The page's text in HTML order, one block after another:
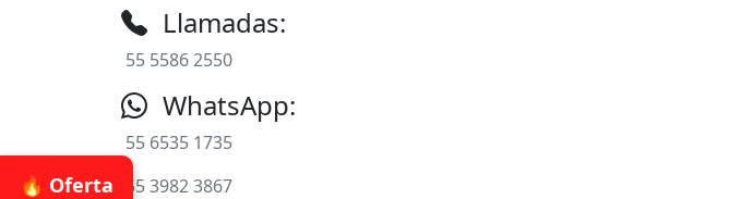
🔥 Oferta
Llamadas:
55 5586 2550
WhatsApp:
55 6535 1735
55 3982 3867